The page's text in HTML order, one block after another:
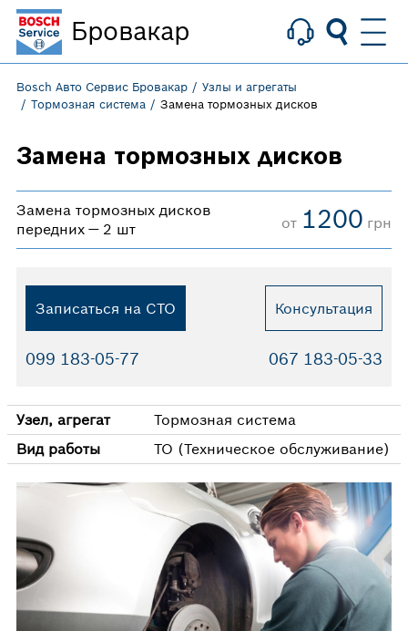
Bosch Авто Сервис Бровакар
Узлы и агрегаты
Тормозная система
Замена тормозных дисков
Замена тормозных дисков
Замена тормозных дисков
передних — 2 шт
от 1200 грн
Записаться на СТО Консультация
099 183-05-77 067 183-05-33
Узел, агрегат
Тормозная система
Вид работы
ТО (Техническое обслуживание)
Бровакар